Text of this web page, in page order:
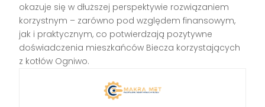
okazuje się w dłuższej perspektywie rozwiązaniem
korzystnym – zarówno pod względem finansowym,
jak i praktycznym, co potwierdzają pozytywne
doświadczenia mieszkańców Biecza korzystających
z kotłów Ogniwo.